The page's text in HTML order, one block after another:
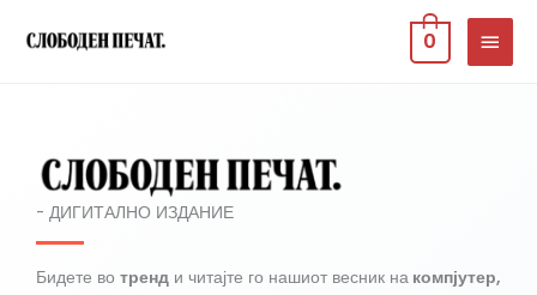
MAIN
0
- ДИГИТАЛНО ИЗДАНИЕ
Бидете во тренд и читајте го нашиот весник на компјутер,